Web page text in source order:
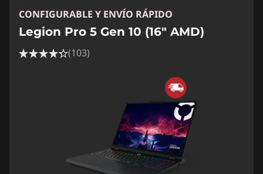
CONFIGURABLE Y ENVÍO RÁPIDO
Legion Pro 5 Gen 10 (16" AMD)
(103)